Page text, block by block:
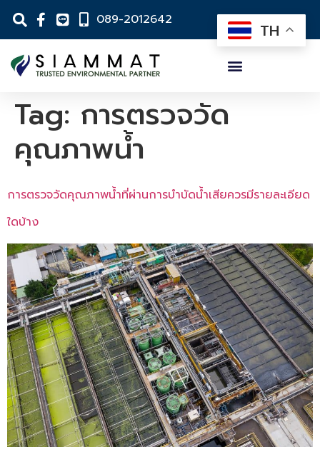
089-2012642
Tag: การตรวจวัด
คุณภาพน้ำ
การตรวจวัดคุณภาพน้ำที่ผ่านการบำบัดน้ำเสียควรมีรายละเอียด
ใดบ้าง
TH